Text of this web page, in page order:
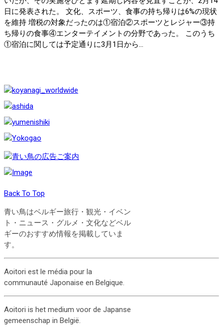
日に発表された。 文化、スポーツ、食事の持ち帰りは6%の現状
を維持 増税の対象だったのは①宿泊②スポーツとレジャー③持
ち帰りの食事④エンターテイメントの分野であった。 このうち
①宿泊に関しては予定通りに3月1日から...
Back To Top
青い鳥はベルギー旅行・観光・イベン
ト・ニュース・グルメ・文化などベル
ギーのおすすめ情報を掲載していま
す。
Aoitori est le média pour la
communauté Japonaise en Belgique.
Aoitori is het medium voor de Japanse
gemeenschap in België.